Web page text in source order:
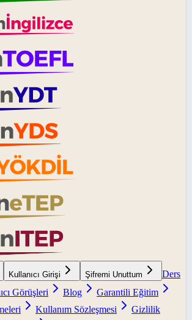
Kullanıcı Girişi Şifremi Unuttum
Ders
Görüşleri Blog
Garantili Eğitim
Kullanım Sözleşmesi
Gizlilik